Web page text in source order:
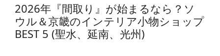
2026年『間取り』が始まるなら？ソ
ウル＆京畿のインテリア小物ショップ
BEST 5 (聖水、延南、光州)